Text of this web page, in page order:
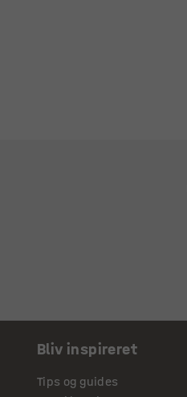
Bliv inspireret
Tips og guides